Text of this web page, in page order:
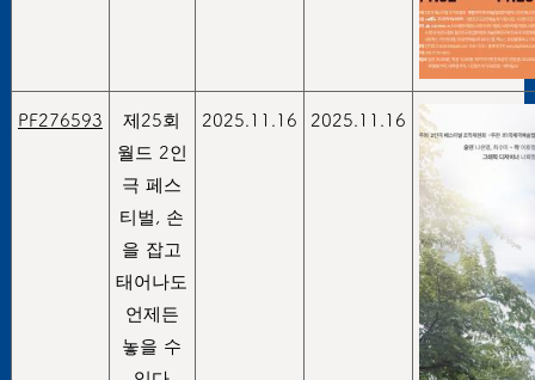
PF276593
제25회
월드 2인
극 페스
티벌, 손
을 잡고
태어나도
언제든
놓을 수
2025.11.16 2025.11.16